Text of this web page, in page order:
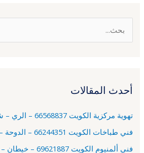
ث
ن
:
أحدث المقالات
تهوية مركزية الكويت 66568837 – الري – شركة تهوية مركزية
فني طباخات الكويت 66244351 – الدوحة – فني تصليح طباخات
فني ألمنيوم الكويت 69621887 – خيطان – فني المنيوم